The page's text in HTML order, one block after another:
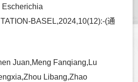
Escherichia
BASEL,2024,10(12):-(通
Juan,Meng Fanqiang,Lu
Libang,Zhao